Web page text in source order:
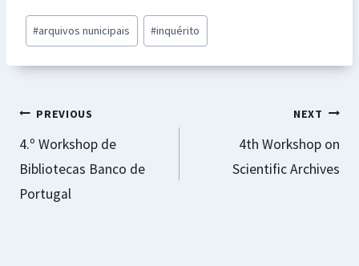
b
o
o
at
sA
p
se
n
ge
er
es
t
ai
l
Post
Tags:
#arquivos nunicipais #inquérito
Navegação
de
artigos
PREVIOUS
4.º Workshop de
Bibliotecas Banco de
Portugal
NEXT
4th Workshop on
Scientific Archives